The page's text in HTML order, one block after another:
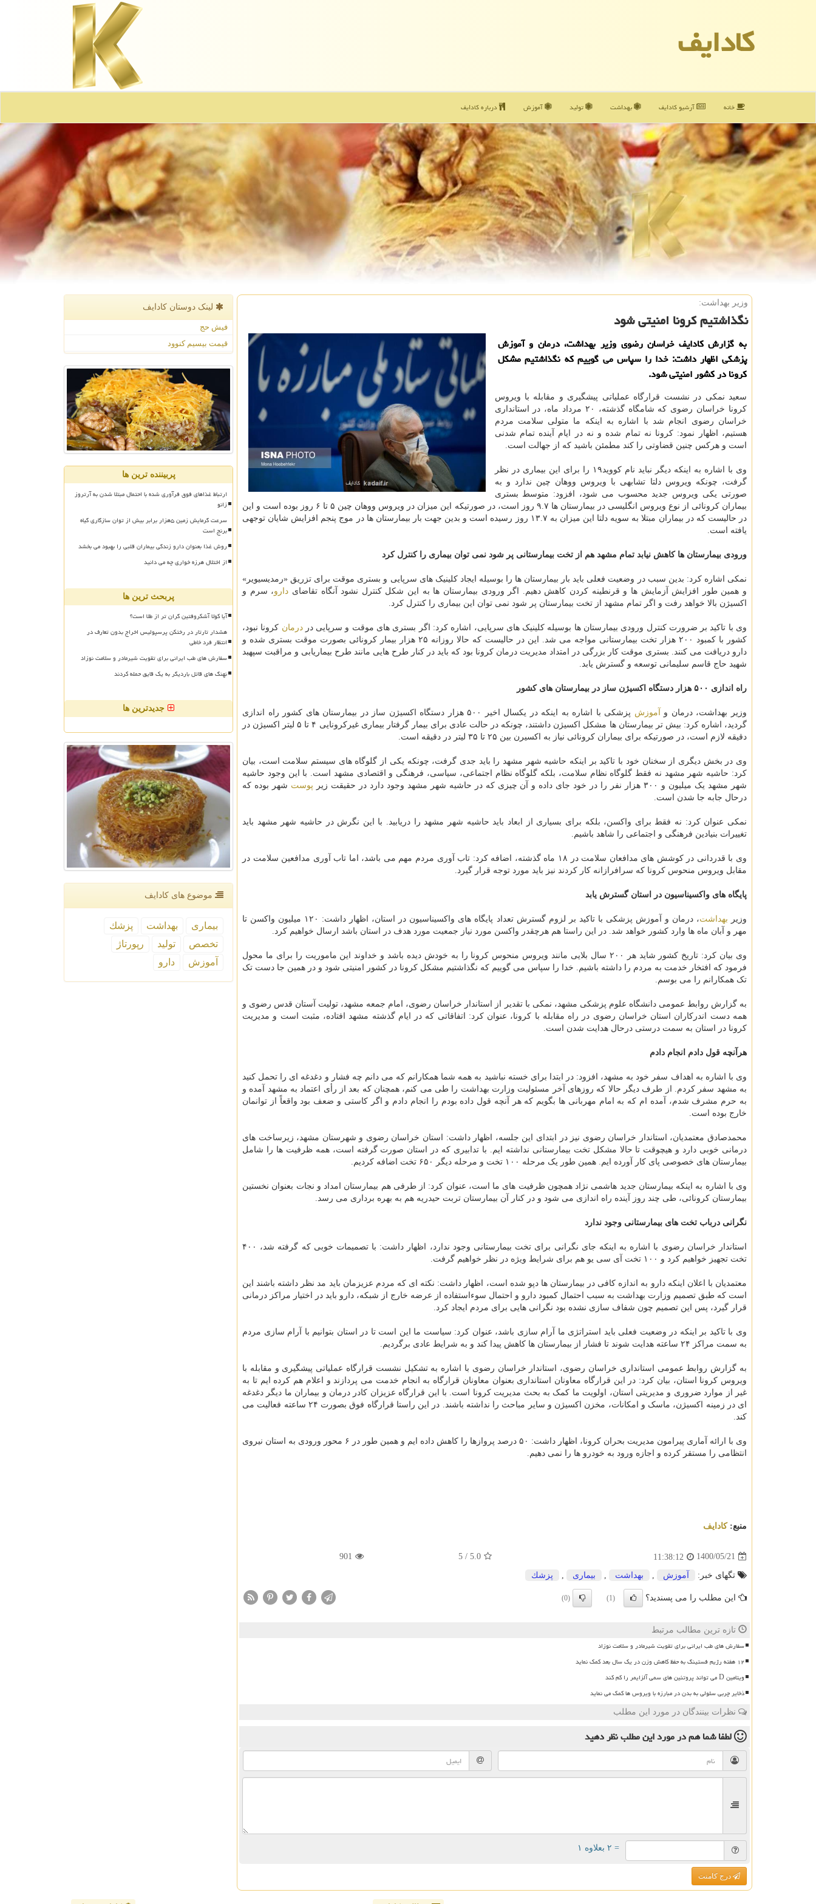
كادایف
خانه آرشیو كادایف بهداشت تولید آموزش درباره كادایف
وزیر بهداشت:
نگذاشتیم کرونا امنیتی شود
به گزارش کادایف خراسان رضوی وزیر بهداشت، درمان و آموزش
پزشکی اظهار داشت: خدا را سپاس می گوییم که نگذاشتیم مشکل
کرونا در کشور امنیتی شود.
سعید نمکی در نشست قرارگاه عملیاتی پیشگیری و مقابله با ویروس
کرونا خراسان رضوی که شامگاه گذشته، ۲۰ مرداد ماه، در استانداری
خراسان رضوی انجام شد با اشاره به اینکه ما متولی سلامت مردم
هستیم، اظهار نمود: کرونا نه تمام شده و نه در ایام آینده تمام شدنی
است و هرکس چنین قضاوتی را کند مطمئن باشید که از جهالت است.
وی با اشاره به اینکه دیگر نباید نام کووید۱۹ را برای این بیماری در نظر
گرفت، چونکه ویروس دلتا تشابهی با ویروس ووهان چین ندارد و به
صورتی یکی ویروس جدید محسوب می شود، افزود: متوسط بستری
بیماران کرونائی از نوع ویروس انگلیسی در بیمارستان ها ۹.۷ روز است، در صورتیکه این میزان در ویروس ووهان چین ۵ تا ۶ روز بوده است و این
در حالیست که در بیماران مبتلا به سویه دلتا این میزان به ۱۳.۷ روز رسیده است و بدین جهت بار بیمارستان ها در موج پنجم افزایش شایان توجهی
یافته است.
ورودی بیمارستان ها کاهش نیابد تمام مشهد هم از تخت بیمارستانی پر شود نمی توان بیماری را کنترل کرد
نمکی اشاره کرد: بدین سبب در وضعیت فعلی باید بار بیمارستان ها را بوسیله ایجاد کلینیک های سرپایی و بستری موقت برای تزریق «رمدیسیویر»
و همین طور افزایش آزمایش ها و قرنطینه کردن کاهش دهیم. اگر ورودی بیمارستان ها به این شکل کنترل نشود آنگاه تقاضای دارو، سرم و
اکسیژن بالا خواهد رفت و اگر تمام مشهد از تخت بیمارستان پر شود نمی توان این بیماری را کنترل کرد.
وی با تاکید بر ضرورت کنترل ورودی بیمارستان ها بوسیله کلینیک های سرپایی، اشاره کرد: اگر بستری های موقت و سرپایی دردرمان کرونا نبود،
کشور با کمبود ۲۰۰ هزار تخت بیمارستانی مواجه می شد. این در حالیست که حالا روزانه ۲۵ هزار بیمار کرونائی بصورت موقت بستری شده و
دارو دریافت می کنند. بستری موقت کار بزرگی در امتداد مدیریت درمان کرونا بود که باید در کنار طرح هایی مانند طرح بیماریابی و مراقبت سپهبد
شهید حاج قاسم سلیمانی توسعه و گسترش یابد.
راه اندازی ۵۰۰ هزار دستگاه اکسیژن ساز در بیمارستان های کشور
وزیر بهداشت، درمان و آموزش
پزشکی با اشاره به اینکه در یکسال اخیر ۵۰۰ هزار دستگاه اکسیژن ساز در بیمارستان های کشور راه اندازی
گردید، اشاره کرد: بیش تر بیمارستان ها مشکل اکسیژن داشتند، چونکه در حالت عادی برای بیمار گرفتار بیماری غیرکرونایی ۴ تا ۵ لیتر اکسیژن در
دقیقه لازم است، در صورتیکه برای بیماران کرونائی نیاز به اکسیرن بین ۲۵ تا ۳۵ لیتر در دقیقه است.
وی در بخش دیگری از سخنان خود با تاکید بر اینکه حاشیه شهر مشهد را باید جدی گرفت، چونکه یکی از گلوگاه های سیستم سلامت است، بیان
کرد: حاشیه شهر مشهد نه فقط گلوگاه نظام سلامت، بلکه گلوگاه نظام اجتماعی، سیاسی، فرهنگی و اقتصادی مشهد است. با این وجود حاشیه
شهر مشهد یک میلیون و ۳۰۰ هزار نفر را در خود جای داده و آن چیزی که در حاشیه شهر مشهد وجود دارد در حقیقت زیر
پوست شهر بوده که
درحال جابه جا شدن است.
نمکی عنوان کرد: نه فقط برای واکسن، بلکه برای بسیاری از ابعاد باید حاشیه شهر مشهد را دریابید. با این نگرش در حاشیه شهر مشهد باید
تغییرات بنیادین فرهنگی و اجتماعی را شاهد باشیم.
وی با قدردانی در کوشش های مدافعان سلامت در ۱۸ ماه گذشته، اضافه کرد: تاب آوری مردم مهم می باشد، اما تاب آوری مدافعین سلامت در
مقابل ویروس منحوس کرونا که سرافرازانه کار کردند نیز باید مورد توجه قرار گیرد.
پایگاه های واکسیناسیون در استان گسترش یابد
وزیر بهداشت
، درمان و آموزش پزشکی با تاکید بر لزوم گسترش تعداد پایگاه های واکسیناسیون در استان، اظهار داشت: ۱۲۰ میلیون واکسن تا
مهر و آبان ماه ها وارد کشور خواهد شد. در این راستا هم هرچقدر واکسن مورد نیاز جمعیت مورد هدف در استان باشد ارسال خواهیم کرد.
وی بیان کرد: تاریخ کشور شاید هر ۲۰۰ سال بلایی مانند ویروس منحوس کرونا را به خودش دیده باشد و خداوند این ماموریت را برای ما محول
فرمود که افتخار خدمت به مردم را داشته باشیم. خدا را سپاس می گوییم که نگذاشتیم مشکل کرونا در کشور امنیتی شود و در همین جا دست تک
تک همکارانم را می بوسم.
به گزارش روابط عمومی دانشگاه علوم پزشکی مشهد، نمکی با تقدیر از استاندار خراسان رضوی، امام جمعه مشهد، تولیت آستان قدس رضوی و
همه دست اندرکاران استان خراسان رضوی در راه مقابله با کرونا، عنوان کرد: اتفاقاتی که در ایام گذشته مشهد افتاده، مثبت است و مدیریت
کرونا در استان به سمت درستی درحال هدایت شدن است.
هرآنچه قول دادم انجام دادم
وی با اشاره به اهداف سفر خود به مشهد، افزود: در ابتدا برای خسته نباشید به همه شما همکارانم که می دانم چه فشار و دغدغه ای را تحمل کنید
به مشهد سفر کردم. از طرف دیگر حالا که روزهای آخر مسئولیت وزارت بهداشت را طی می کنم، همچنان که بعد از رأی اعتماد به مشهد آمده و
به حرم مشرف شدم، آمده ام که به امام مهربانی ها بگویم که هر آنچه قول داده بودم را انجام دادم و اگر کاستی و ضعف بود واقعاً از توانمان
خارج بوده است.
محمدصادق معتمدیان، استاندار خراسان رضوی نیز در ابتدای این جلسه، اظهار داشت: استان خراسان رضوی و شهرستان مشهد، زیرساخت های
درمانی خوبی دارد و هیچوقت تا حالا مشکل تخت بیمارستانی نداشته ایم. با تدابیری که در استان صورت گرفته است، همه ظرفیت ها را شامل
بیمارستان های خصوصی پای کار آورده ‎ایم. همین طور یک مرحله ۱۰۰ تخت و مرحله دیگر ۶۵۰ تخت اضافه کردیم.
وی با اشاره به اینکه بیمارستان جدید هاشمی نژاد همچون ظرفیت های ما است، عنوان کرد: از طرفی هم بیمارستان امداد و نجات بعنوان نخستین
بیمارستان کرونائی، طی چند روز آینده راه اندازی می شود و در کنار آن بیمارستان تربت حیدریه هم به بهره برداری می رسد.
نگرانی درباب تخت های بیمارستانی وجود ندارد
استاندار خراسان رضوی با اشاره به اینکه جای نگرانی برای تخت بیمارستانی وجود ندارد، اظهار داشت: با تصمیمات خوبی که گرفته شد، ۴۰۰
تخت تجهیز خواهیم کرد و ۱۰۰ تخت آی سی یو هم برای شرایط ویژه در نظر خواهیم گرفت.
معتمدیان با اعلان اینکه دارو به اندازه کافی در بیمارستان ها دپو شده است، اظهار داشت: نکته ای که مردم عزیزمان باید مد نظر داشته باشند این
است که طبق تصمیم وزارت بهداشت به سبب احتمال کمبود دارو و احتمال سوءاستفاده از عرضه خارج از شبکه، دارو باید در اختیار مراکز درمانی
قرار گیرد، پس این تصمیم چون شفاف سازی نشده بود نگرانی هایی برای مردم ایجاد کرد.
وی با تاکید بر اینکه در وضعیت فعلی باید استراتژی ما آرام سازی باشد، عنوان کرد: سیاست ما این است تا در استان بتوانیم با آرام سازی مردم
به سمت مراکز ۲۴ ساعته هدایت شوند تا فشار از بیمارستان ها کاهش پیدا کند و به شرایط عادی برگردیم.
به گزارش روابط عمومی استانداری خراسان رضوی، استاندار خراسان رضوی با اشاره به تشکیل نشست قرارگاه عملیاتی پیشگیری و مقابله با
ویروس کرونا استان، بیان کرد: در این قرارگاه معاونان استانداری بعنوان معاونان قرارگاه به انجام خدمت می پردازند و اعلام هم کرده ایم تا به
غیر از موارد ضروری و مدیریتی استان، اولویت ما کمک به بحث مدیریت کرونا است. با این قرارگاه عزیزان کادر درمان و بیماران ما دیگر دغدغه
ای در زمینه اکسیژن، ماسک و امکانات، مخزن اکسیژن و سایر مباحث را نداشته باشند. در این راستا قرارگاه فوق بصورت ۲۴ ساعته فعالیت می
کند.
وی با ارائه آماری پیرامون مدیریت بحران کرونا، اظهار داشت: ۵۰ درصد پروازها را کاهش داده ایم و همین طور در ۶ محور ورودی به استان نیروی
انتظامی را مستقر کرده و اجازه ورود به خودرو ها را نمی دهیم.
منبع:كادایف
1400/05/21
11:38:12
5.0
/
5
901
تگهای خبر: آموزش , بهداشت , بیماری , پزشك
این مطلب را می پسندید؟ (1)
(0)
تازه ترین مطالب مرتبط
سفارش های طب ایرانی برای تقویت شیرمادر و سلامت نوزاد
۱۲ هفته رژیم فستینگ به حفظ کاهش وزن در یک سال بعد کمک نماید
ویتامین D می تواند پروتئین های سمی آلزایمر را کم کند
ذخایر چربی سلولی به بدن در مبارزه با ویروس ها کمک می نماید
نظرات بینندگان در مورد این مطلب
لطفا شما همدر مورد این مطلبنظر دهید
= ۲ بعلاوه ۱
درج کامنت
لینک دوستان كادایف
فیش حج
قیمت بیسیم کنوود
پربیننده ترین ها
ارتباط غذاهای فوق فرآوری شده با احتمال مبتلا شدن به آرتروز
زانو
سرعت گرمایش زمین ۵هزار برابر بیش از توان سازگاری گیاه
برنج است
روش غذا بعنوان دارو زندگی بیماران قلبی را بهبود می بخشد
از اختلال هرزه خواری چه می دانید
پربحث ترین ها
آیا کولا آشکروفتین گران تر از طلا است؟
هشدار تارتار در رختکن پرسپولیس اخراج بدون تعارف در
انتظار فرد خاطی
سفارش های طب ایرانی برای تقویت شیرمادر و سلامت نوزاد
نهنگ های قاتل باردیگر به یک قایق حمله کردند
جدیدترین ها
موضوع های كادایف
بیماری بهداشت
پزشك
تخصص
تولید
رپورتاژ
آموزش
دارو